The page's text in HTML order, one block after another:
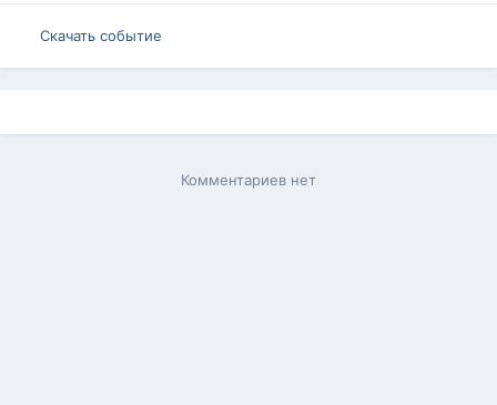
Скачать событие
Комментариев нет